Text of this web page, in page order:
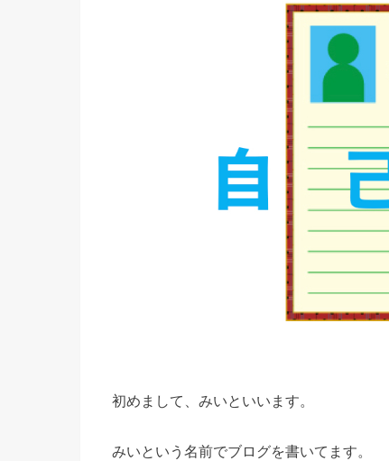
初めまして、みいといいます。
みいという名前でブログを書いてます。